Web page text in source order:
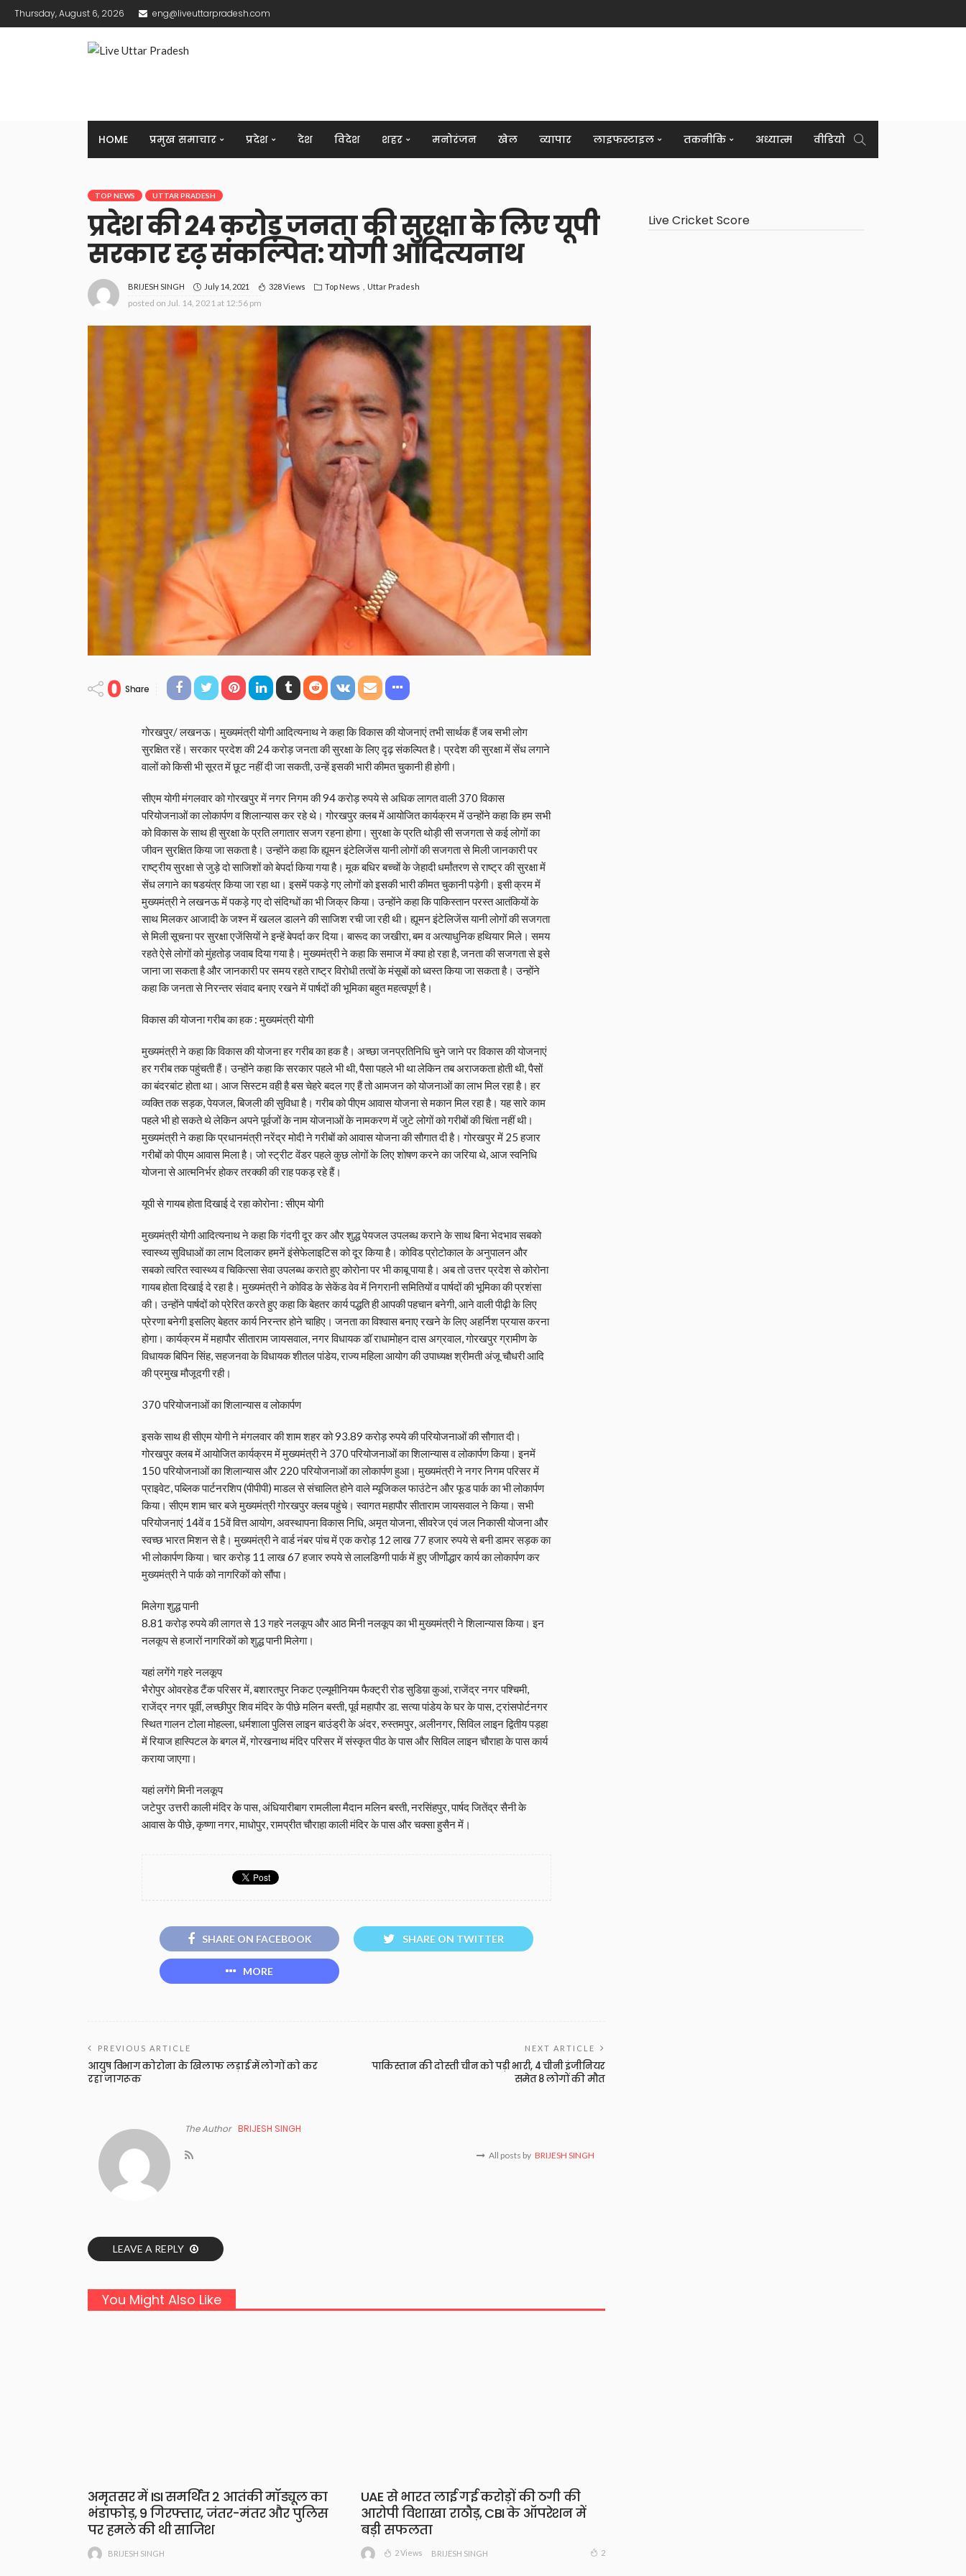
Thursday, August 6, 2026 eng@liveuttarpradesh.com
HOME प्रमुख समाचार प्रदेश देश विदेश शहर मनोरंजन खेल व्यापार लाइफस्टाइल तकनीकि अध्यात्म वीडियो
TOP NEWS UTTAR PRADESH
प्रदेश की 24 करोड़ जनता की सुरक्षा के लिए यूपी
सरकार दृढ़ संकल्पित: योगी आदित्यनाथ
BRIJESH SINGH July 14, 2021 328 Views Top News Uttar Pradesh
posted on Jul. 14, 2021 at 12:56 pm
0 Share
गोरखपुर/ लखनऊ। मुख्यमंत्री योगी आदित्यनाथ ने कहा कि विकास की योजनाएं तभी सार्थक हैं जब सभी लोग
सुरक्षित रहें। सरकार प्रदेश की 24 करोड़ जनता की सुरक्षा के लिए दृढ़ संकल्पित है। प्रदेश की सुरक्षा में सेंध लगाने
वालों को किसी भी सूरत में छूट नहीं दी जा सकती, उन्हें इसकी भारी कीमत चुकानी ही होगी।
सीएम योगी मंगलवार को गोरखपुर में नगर निगम की 94 करोड़ रुपये से अधिक लागत वाली 370 विकास
परियोजनाओं का लोकार्पण व शिलान्यास कर रहे थे। गोरखपुर क्लब में आयोजित कार्यक्रम में उन्होंने कहा कि हम सभी
को विकास के साथ ही सुरक्षा के प्रति लगातार सजग रहना होगा। सुरक्षा के प्रति थोड़ी सी सजगता से कई लोगों का
जीवन सुरक्षित किया जा सकता है। उन्होंने कहा कि ह्यूमन इंटेलिजेंस यानी लोगों की सजगता से मिली जानकारी पर
राष्ट्रीय सुरक्षा से जुड़े दो साजिशों को बेपर्दा किया गया है। मूक बधिर बच्चों के जेहादी धर्मांतरण से राष्ट्र की सुरक्षा में
सेंध लगाने का षडयंत्र किया जा रहा था। इसमें पकड़े गए लोगों को इसकी भारी कीमत चुकानी पड़ेगी। इसी क्रम में
मुख्यमंत्री ने लखनऊ में पकड़े गए दो संदिग्धों का भी जिक्र किया। उन्होंने कहा कि पाकिस्तान परस्त आतंकियों के
साथ मिलकर आजादी के जश्न में खलल डालने की साजिश रची जा रही थी। ह्यूमन इंटेलिजेंस यानी लोगों की सजगता
से मिली सूचना पर सुरक्षा एजेंसियों ने इन्हें बेपर्दा कर दिया। बारूद का जखीरा, बम व अत्याधुनिक हथियार मिले। समय
रहते ऐसे लोगों को मुंहतोड़ जवाब दिया गया है। मुख्यमंत्री ने कहा कि समाज में क्या हो रहा है, जनता की सजगता से इसे
जाना जा सकता है और जानकारी पर समय रहते राष्ट्र विरोधी तत्वों के मंसूबों को ध्वस्त किया जा सकता है। उन्होंने
कहा कि जनता से निरन्तर संवाद बनाए रखने में पार्षदों की भूमिका बहुत महत्वपूर्ण है।
विकास की योजना गरीब का हक : मुख्यमंत्री योगी
मुख्यमंत्री ने कहा कि विकास की योजना हर गरीब का हक है। अच्छा जनप्रतिनिधि चुने जाने पर विकास की योजनाएं
हर गरीब तक पहुंचती हैं। उन्होंने कहा कि सरकार पहले भी थी, पैसा पहले भी था लेकिन तब अराजकता होती थी, पैसों
का बंदरबांट होता था। आज सिस्टम वही है बस चेहरे बदल गए हैं तो आमजन को योजनाओं का लाभ मिल रहा है। हर
व्यक्ति तक सड़क, पेयजल, बिजली की सुविधा है। गरीब को पीएम आवास योजना से मकान मिल रहा है। यह सारे काम
पहले भी हो सकते थे लेकिन अपने पूर्वजों के नाम योजनाओं के नामकरण में जुटे लोगों को गरीबों की चिंता नहीं थी।
मुख्यमंत्री ने कहा कि प्रधानमंत्री नरेंद्र मोदी ने गरीबों को आवास योजना की सौगात दी है। गोरखपुर में 25 हजार
गरीबों को पीएम आवास मिला है। जो स्ट्रीट वेंडर पहले कुछ लोगों के लिए शोषण करने का जरिया थे, आज स्वनिधि
योजना से आत्मनिर्भर होकर तरक्की की राह पकड़ रहे हैं।
यूपी से गायब होता दिखाई दे रहा कोरोना : सीएम योगी
मुख्यमंत्री योगी आदित्यनाथ ने कहा कि गंदगी दूर कर और शुद्ध पेयजल उपलब्ध कराने के साथ बिना भेदभाव सबको
स्वास्थ्य सुविधाओं का लाभ दिलाकर हमनें इंसेफेलाइटिस को दूर किया है। कोविड प्रोटोकाल के अनुपालन और
सबको त्वरित स्वास्थ्य व चिकित्सा सेवा उपलब्ध कराते हुए कोरोना पर भी काबू पाया है। अब तो उत्तर प्रदेश से कोरोना
गायब होता दिखाई दे रहा है। मुख्यमंत्री ने कोविड के सेकेंड वेव में निगरानी समितियों व पार्षदों की भूमिका की प्रशंसा
की। उन्होंने पार्षदों को प्रेरित करते हुए कहा कि बेहतर कार्य पद्धति ही आपकी पहचान बनेगी, आने वाली पीढ़ी के लिए
प्रेरणा बनेगी इसलिए बेहतर कार्य निरन्तर होने चाहिए। जनता का विश्वास बनाए रखने के लिए अहर्निश प्रयास करना
होगा। कार्यक्रम में महापौर सीताराम जायसवाल, नगर विधायक डॉ राधामोहन दास अग्रवाल, गोरखपुर ग्रामीण के
विधायक बिपिन सिंह, सहजनवा के विधायक शीतल पांडेय, राज्य महिला आयोग की उपाध्यक्ष श्रीमती अंजू चौधरी आदि
की प्रमुख मौजूदगी रही।
370 परियोजनाओं का शिलान्यास व लोकार्पण
इसके साथ ही सीएम योगी ने मंगलवार की शाम शहर को 93.89 करोड़ रुपये की परियोजनाओं की सौगात दी।
गोरखपुर क्लब में आयोजित कार्यक्रम में मुख्यमंत्री ने 370 परियोजनाओं का शिलान्यास व लोकार्पण किया। इनमें
150 परियोजनाओं का शिलान्यास और 220 परियोजनाओं का लोकार्पण हुआ। मुख्यमंत्री ने नगर निगम परिसर में
प्राइवेट, पब्लिक पार्टनरशिप (पीपीपी) माडल से संचालित होने वाले म्यूजिकल फाउंटेन और फूड पार्क का भी लोकार्पण
किया। सीएम शाम चार बजे मुख्यमंत्री गोरखपुर क्लब पहुंचे। स्वागत महापौर सीताराम जायसवाल ने किया। सभी
परियोजनाएं 14वें व 15वें वित्त आयोग, अवस्थापना विकास निधि, अमृत योजना, सीवरेज एवं जल निकासी योजना और
स्वच्छ भारत मिशन से है। मुख्यमंत्री ने वार्ड नंबर पांच में एक करोड़ 12 लाख 77 हजार रुपये से बनी डामर सड़क का
भी लोकार्पण किया। चार करोड़ 11 लाख 67 हजार रुपये से लालडिग्गी पार्क में हुए जीर्णोद्धार कार्य का लोकार्पण कर
मुख्यमंत्री ने पार्क को नागरिकों को सौंपा।
मिलेगा शुद्ध पानी
8.81 करोड़ रुपये की लागत से 13 गहरे नलकूप और आठ मिनी नलकूप का भी मुख्यमंत्री ने शिलान्यास किया। इन
नलकूप से हजारों नागरिकों को शुद्ध पानी मिलेगा।
यहां लगेंगे गहरे नलकूप
भैरोपुर ओवरहेड टैंक परिसर में, बशारतपुर निकट एल्यूमीनियम फैक्ट्री रोड सुडिय़ा कुआं, राजेंद्र नगर पश्चिमी,
राजेंद्र नगर पूर्वी, लच्छीपुर शिव मंदिर के पीछे मलिन बस्ती, पूर्व महापौर डा. सत्या पांडेय के घर के पास, ट्रांसपोर्टनगर
स्थित गालन टोला मोहल्ला, धर्मशाला पुलिस लाइन बाउंड्री के अंदर, रुस्तमपुर, अलीनगर, सिविल लाइन द्वितीय पड़हा
में रियाज हास्पिटल के बगल में, गोरखनाथ मंदिर परिसर में संस्कृत पीठ के पास और सिविल लाइन चौराहा के पास कार्य
कराया जाएगा।
यहां लगेंगे मिनी नलकूप
जटेपुर उत्तरी काली मंदिर के पास, अंधियारीबाग रामलीला मैदान मलिन बस्ती, नरसिंहपुर, पार्षद जितेंद्र सैनी के
आवास के पीछे, कृष्णा नगर, माधोपुर, रामप्रीत चौराहा काली मंदिर के पास और चक्सा हुसैन में।
SHARE ON FACEBOOK SHARE ON TWITTER
MORE
PREVIOUS ARTICLE
आयुष विभाग कोरोना के खिलाफ लड़ाई में लोगों को कर
रहा जागरूक
NEXT ARTICLE
पाकिस्तान की दोस्ती चीन को पड़ी भारी, 4 चीनी इंजीनियर
समेत 8 लोगों की मौत
The Author BRIJESH SINGH
All posts by BRIJESH SINGH
LEAVE A REPLY
You Might Also Like
अमृतसर में ISI समर्थित 2 आतंकी मॉड्यूल का
भंडाफोड़, 9 गिरफ्तार, जंतर-मंतर और पुलिस
पर हमले की थी साजिश
BRIJESH SINGH
UAE से भारत लाई गई करोड़ों की ठगी की
आरोपी विशाखा राठौड़, CBI के ऑपरेशन में
बड़ी सफलता
2 Views BRIJESH SINGH 2
Live Cricket Score